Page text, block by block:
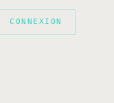
CONNEXION